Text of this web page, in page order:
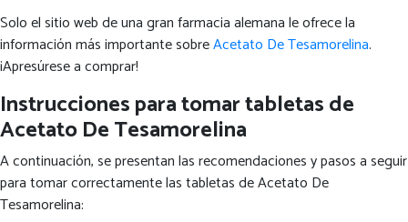
Solo el sitio web de una gran farmacia alemana le ofrece la
información más importante sobreAcetato De Tesamorelina.
¡Apresúrese a comprar!
Instrucciones para tomar tabletas de
Acetato De Tesamorelina
A continuación, se presentan las recomendaciones y pasos a seguir
para tomar correctamente las tabletas de Acetato De
Tesamorelina: